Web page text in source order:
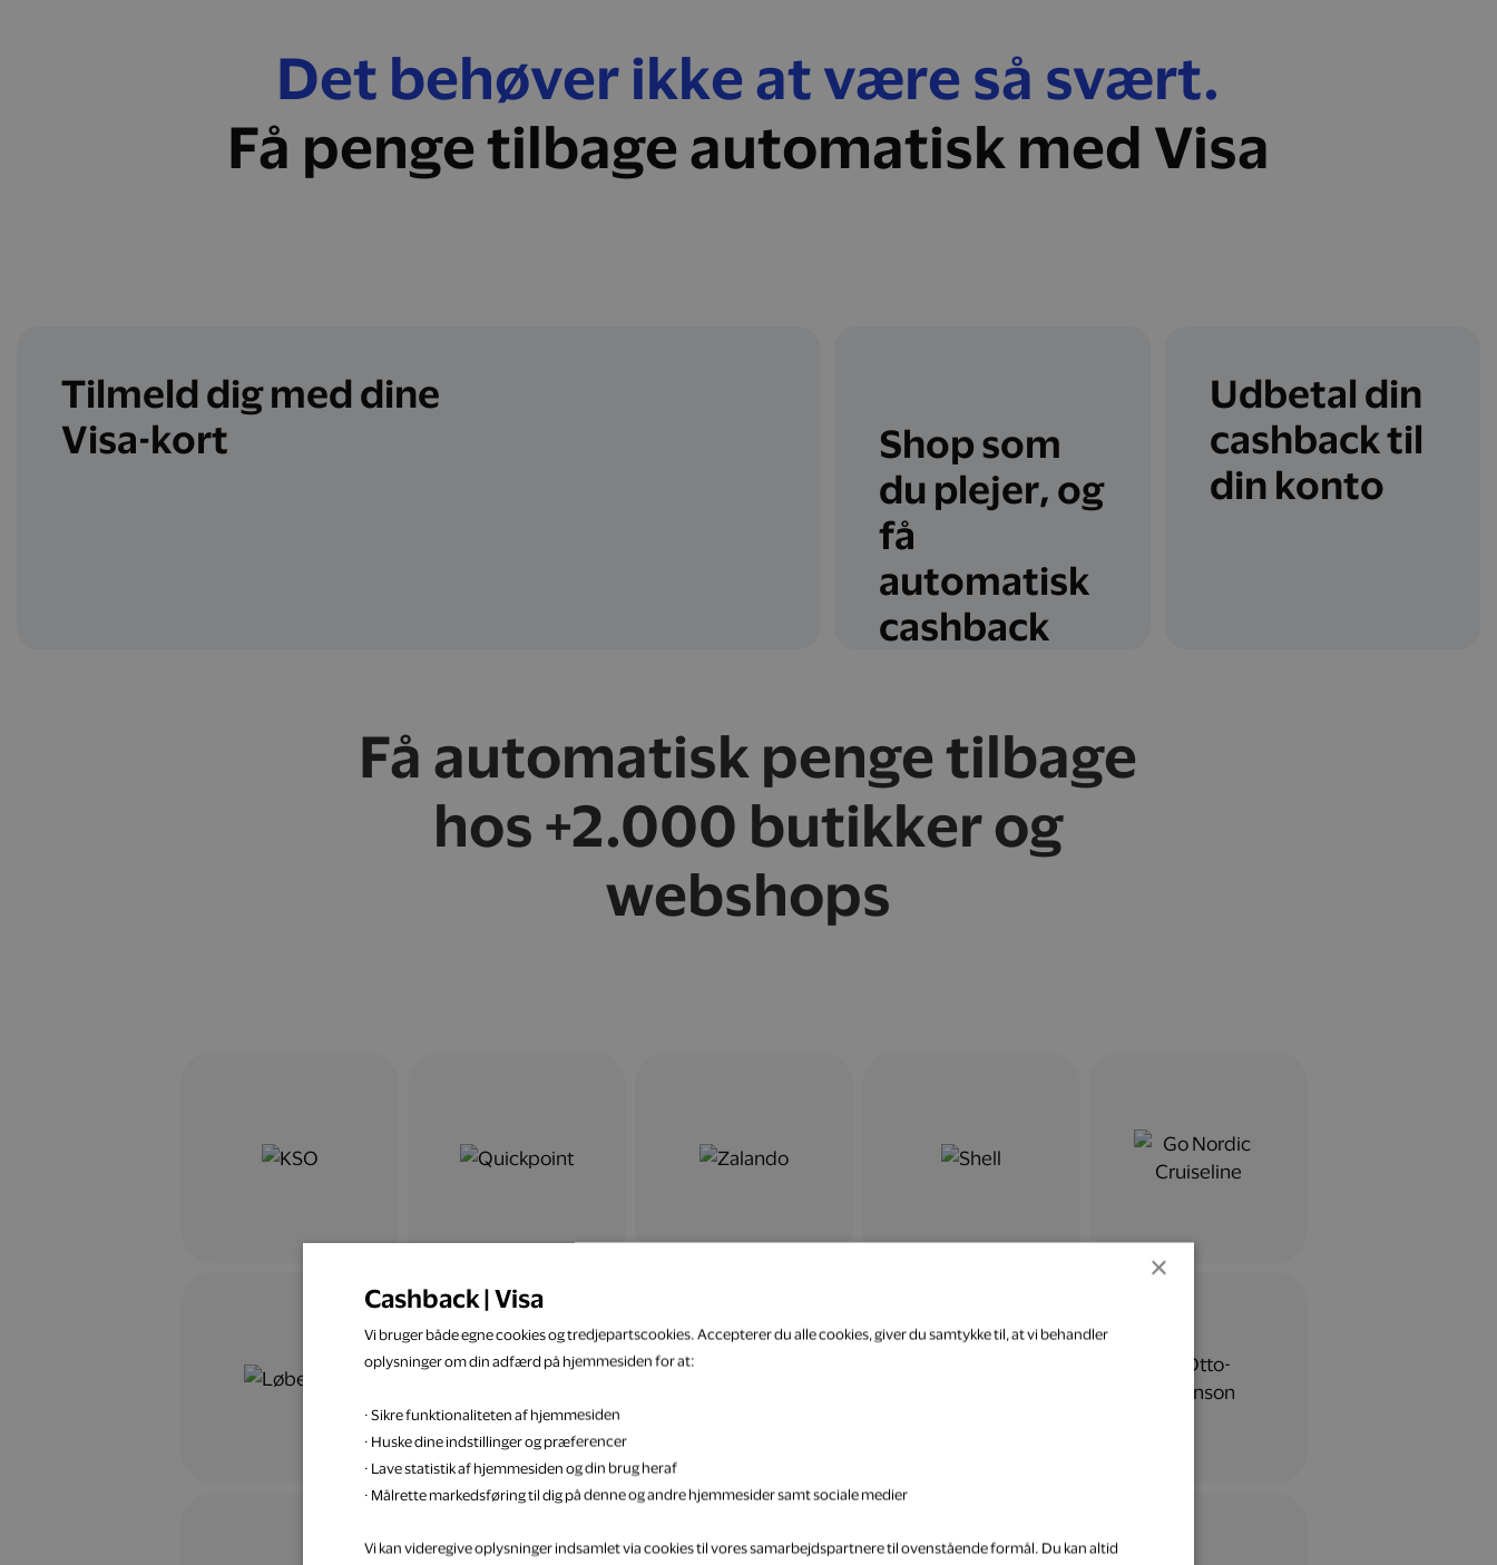
Det behøver ikke at være så svært.
Få penge tilbage automatisk med Visa
Tilmeld dig med dine
Visa-kort
Shop som
du plejer, og
få
automatisk
cashback
Udbetal din
cashback til
din konto
Få automatisk penge tilbage
hos +2.000 butikker og
webshops
×
Cashback | Visa
Vi bruger både egne cookies og tredjepartscookies. Accepterer du alle cookies, giver du samtykke til, at vi behandler
oplysninger om din adfærd på hjemmesiden for at:
· Sikre funktionaliteten af hjemmesiden
· Huske dine indstillinger og præferencer
· Lave statistik af hjemmesiden og din brug heraf
· Målrette markedsføring til dig på denne og andre hjemmesider samt sociale medier
Vi kan videregive oplysninger indsamlet via cookies til vores samarbejdspartnere til ovenstående formål. Du kan altid